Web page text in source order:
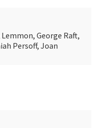
George Raft,
Persoff, Joan